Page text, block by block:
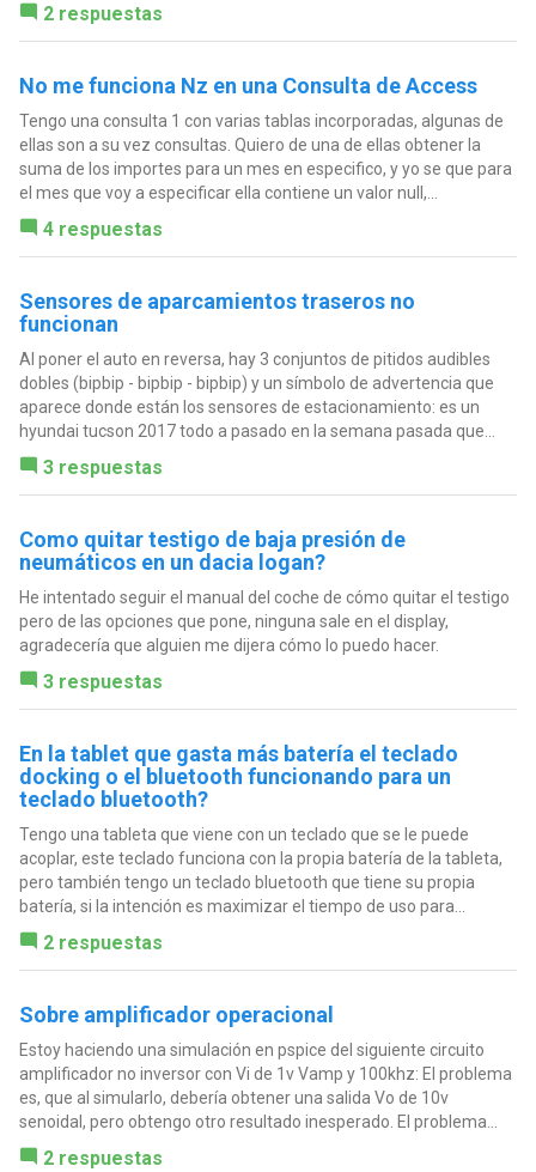
2 respuestas
No me funciona Nz en una Consulta de Access
Tengo una consulta 1 con varias tablas incorporadas, algunas de
ellas son a su vez consultas. Quiero de una de ellas obtener la
suma de los importes para un mes en especifico, y yo se que para
el mes que voy a especificar ella contiene un valor null,...
4 respuestas
Sensores de aparcamientos traseros no
funcionan
Al poner el auto en reversa, hay 3 conjuntos de pitidos audibles
dobles (bipbip - bipbip - bipbip) y un símbolo de advertencia que
aparece donde están los sensores de estacionamiento: es un
hyundai tucson 2017 todo a pasado en la semana pasada que...
3 respuestas
Como quitar testigo de baja presión de
neumáticos en un dacia logan?
He intentado seguir el manual del coche de cómo quitar el testigo
pero de las opciones que pone, ninguna sale en el display,
agradecería que alguien me dijera cómo lo puedo hacer.
3 respuestas
En la tablet que gasta más batería el teclado
docking o el bluetooth funcionando para un
teclado bluetooth?
Tengo una tableta que viene con un teclado que se le puede
acoplar, este teclado funciona con la propia batería de la tableta,
pero también tengo un teclado bluetooth que tiene su propia
batería, si la intención es maximizar el tiempo de uso para...
2 respuestas
Sobre amplificador operacional
Estoy haciendo una simulación en pspice del siguiente circuito
amplificador no inversor con Vi de 1v Vamp y 100khz: El problema
es, que al simularlo, debería obtener una salida Vo de 10v
senoidal, pero obtengo otro resultado inesperado. El problema...
2 respuestas